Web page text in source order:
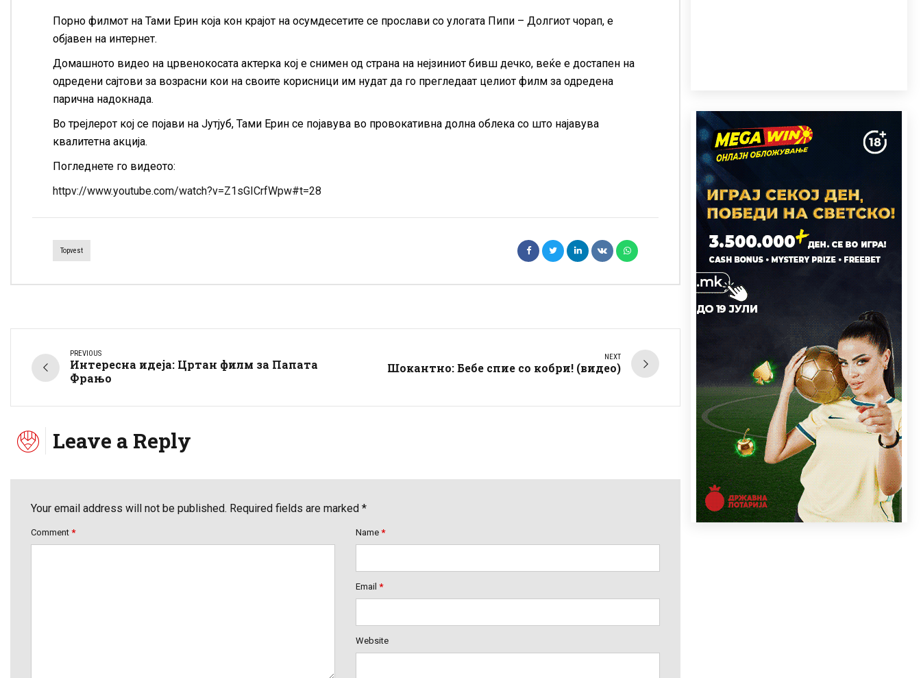
Порно филмот на Тами Ерин која кон крајот на осумдесетите се прослави со улогата Пипи – Долгиот чорап, е
објавен на интернет.
Домашното видео на црвенокосата актерка кој е снимен од страна на нејзиниот бивш дечко, веќе е достапен на
одредени сајтови за возрасни кои на своите корисници им нудат да го прегледаат целиот филм за одредена
парична надокнада.
Во трејлерот кој се појави на Јутјуб, Тами Ерин се појавува во провокативна долна облека со што најавува
квалитетна акција.
Погледнете го видеото:
httpv://www.youtube.com/watch?v=Z1sGICrfWpw#t=28
Topvest
PREVIOUS
Интересна идеја: Цртан филм за Папата
Фрањо
NEXT
Шокантно: Бебе спие со кобри! (видео)
Leave a Reply
Your email address will not be published. Required fields are marked *
Comment * Name *
Email *
Website